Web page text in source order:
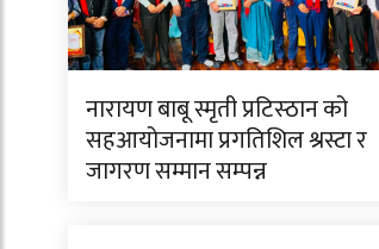
नारायण बाबू स्मृती प्रटिस्ठान को
सहआयोजनामा प्रगतिशिल श्रस्टा र
जागरण सम्मान सम्पन्न